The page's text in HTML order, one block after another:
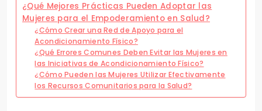
¿Qué Mejores Prácticas Pueden Adoptar las
Mujeres para el Empoderamiento en Salud?
¿Cómo Crear una Red de Apoyo para el
Acondicionamiento Físico?
¿Qué Errores Comunes Deben Evitar las Mujeres en
las Iniciativas de Acondicionamiento Físico?
¿Cómo Pueden las Mujeres Utilizar Efectivamente
los Recursos Comunitarios para la Salud?